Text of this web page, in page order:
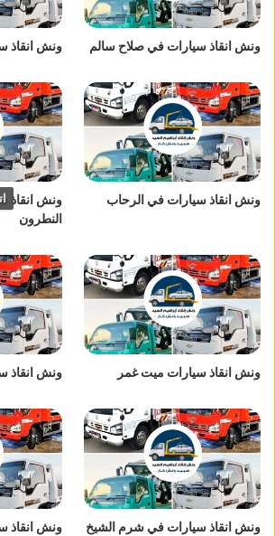
ونش انقاذ سيارات في صلاح سالم ونش انقاذ
ونش انقاذ سيارات في الرحاب
ونش انقاذ
النطرون
ونش انقاذ سيارات ميت غمر ونش انقاذ
ونش انقاذ سيارات في شرم الشيخ
ونش انقاذ